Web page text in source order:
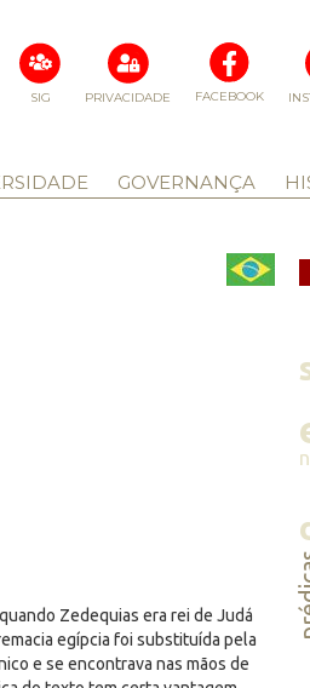
FACEBOOK
PRIVACIDADE
SIG
GOVERNANÇA
Zedequias era rei de Judá
egípcia foi substituída pela
e se encontrava nas mãos de